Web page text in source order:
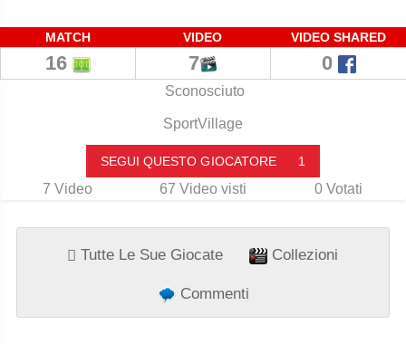
MATCH VIDEO VIDEO SHARED
16 7 0
Sconosciuto
SportVillage
SEGUI QUESTO GIOCATORE 1
7 Video 67 Video visti 0 Votati
Tutte Le Sue Giocate Collezioni
Commenti